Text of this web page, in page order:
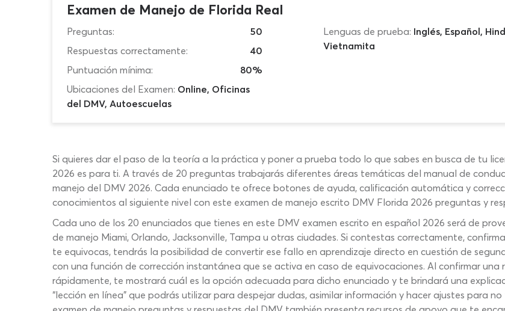
Examen de Manejo de Florida Real
Preguntas:
50
Respuestas correctamente:
40
Puntuación mínima:
80%
Ubicaciones del Examen: Online, Oficinas
del DMV, Autoescuelas
Lenguas de prueba: Inglés, Español,
Vietnamita
Si quieres dar el paso de la teoría a la práctica y poner a prueba todo lo que sabes en busca de tu
2026 es para ti. A través de 20 preguntas trabajarás diferentes áreas temáticas del manual de
manejo del DMV 2026. Cada enunciado te ofrece botones de ayuda, calificación automática y
conocimientos al siguiente nivel con este examen de manejo escrito DMV Florida 2026 preguntas y
Cada uno de los 20 enunciados que tienes en este DMV examen escrito en español 2026 será de
de manejo Miami, Orlando, Jacksonville, Tampa u otras ciudades. Si contestas correctamente,
te equivocas, tendrás la posibilidad de convertir ese fallo en aprendizaje directo en cuestión de
con una función de corrección instantánea que se activa en caso de equivocaciones. Al confirmar
rápidamente, te mostrará cuál es la opción adecuada para dicho enunciado y te brindará una
“lección en línea” que podrás utilizar para despejar dudas, asimilar información y hacer ajustes para